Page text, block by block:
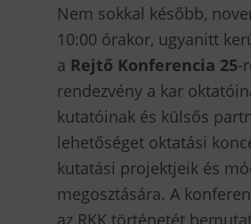
Nem sokkal később,
10:00 órakor, ugyanitt
a Rejtő Konferencia 25-
rendezvény a kar
kutatóinak és külsős
lehetőséget oktatási
kutatási projektjeik és
megosztására. A
az RKK történetét